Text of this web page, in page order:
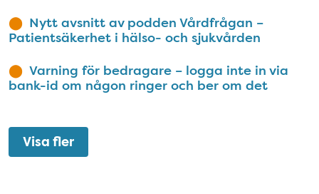
Nytt avsnitt av podden Vårdfrågan –
Patientsäkerhet i hälso- och sjukvården
Varning för bedragare – logga inte in via
bank-id om någon ringer och ber om det
Visa fler